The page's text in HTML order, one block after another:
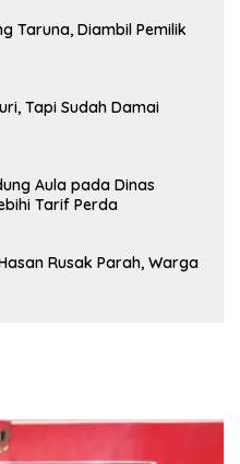
Taruna, Diambil Pemilik
Tapi Sudah Damai
Aula pada Dinas
Tarif Perda
Rusak Parah, Warga